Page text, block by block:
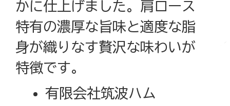
かに仕上げました。肩ロース
特有の濃厚な旨味と適度な脂
身が織りなす贅沢な味わいが
特徴です。
有限会社筑波ハム